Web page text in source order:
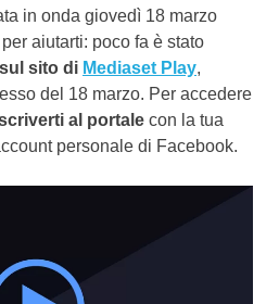
in onda giovedì 18 marzo
aiutarti: poco fa è stato
sul sito di Mediaset Play,
del 18 marzo. Per accedere
al portale con la tua
personale di Facebook.